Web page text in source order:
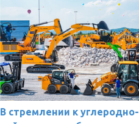
В стремлении к углеродно-